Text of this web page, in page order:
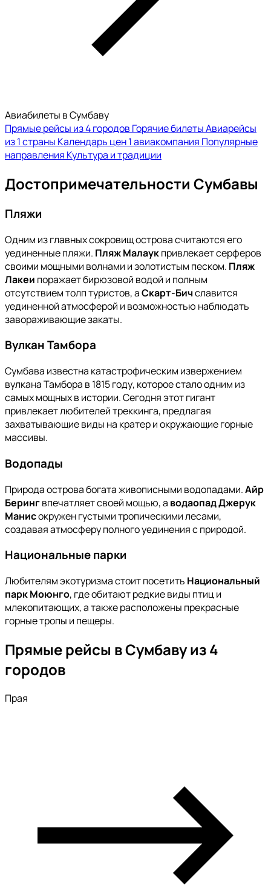
Авиабилеты в Сумбаву
Прямые рейсы из 4 городов Горячие билетыАвиарейсы
из 1 страны Календарь цен1 авиакомпания Популярные
направления Культура и традиции
Достопримечательности Сумбавы
Пляжи
Одним из главных сокровищ острова считаются его
уединенные пляжи. Пляж Малаукпривлекает серферов
своими мощными волнами и золотистым песком. Пляж
Лакеи поражает бирюзовой водой и полным
отсутствием толп туристов, аСкарт-Бичславится
уединенной атмосферой и возможностью наблюдать
завораживающие закаты.
Вулкан Тамбора
Сумбава известна катастрофическим извержением
вулкана Тамбора в 1815 году, которое стало одним из
самых мощных в истории. Сегодня этот гигант
привлекает любителей треккинга, предлагая
захватывающие виды на кратер и окружающие горные
массивы.
Водопады
Природа острова богата живописными водопадами.Айр
Берингвпечатляет своей мощью, а водаопад Джерук
Манисокружен густыми тропическими лесами,
создавая атмосферу полного уединения с природой.
Национальные парки
Любителям экотуризма стоит посетить Национальный
парк Моюнго, где обитают редкие виды птиц и
млекопитающих, а также расположены прекрасные
горные тропы и пещеры.
Прямые рейсы в Сумбаву из 4
городов
Прая